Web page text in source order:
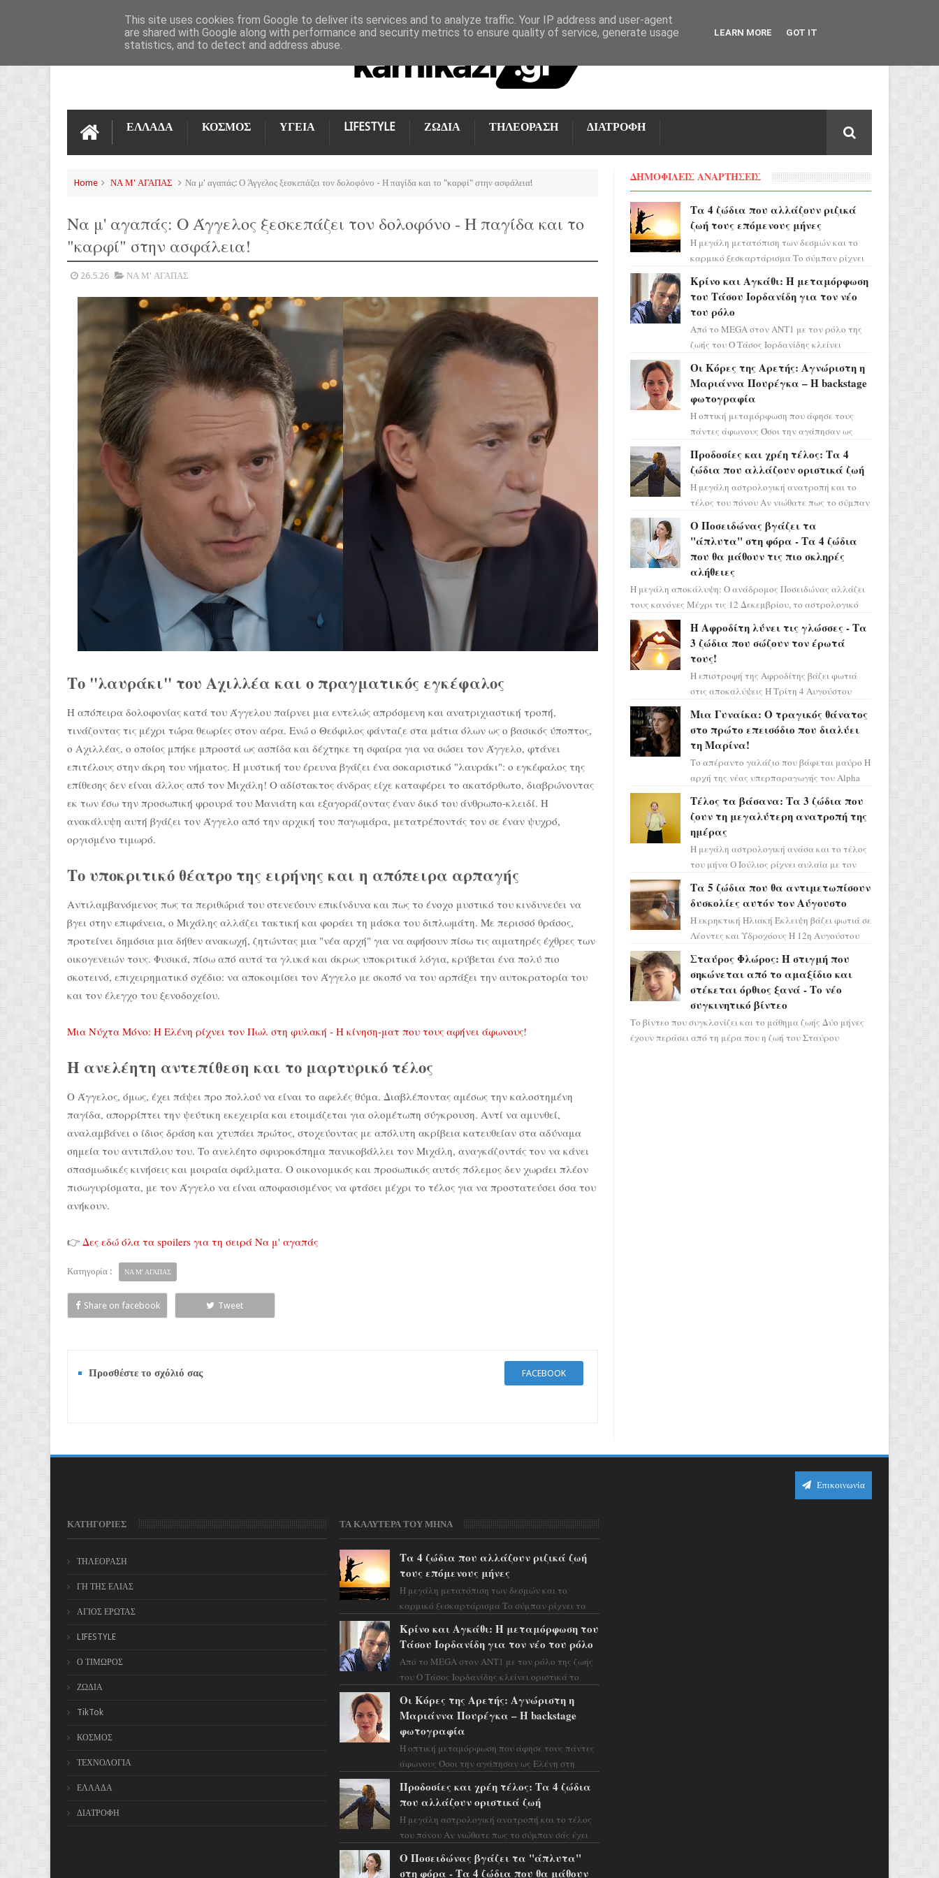
ΕΠΙΚΟΙΝΩΝΊΑ
ΕΛΛΑΔΑ ΚΟΣΜΟΣ ΥΓΕΙΑ LIFESTYLE ΖΩΔΙΑ ΤΗΛΕΟΡΑΣΗ ΔΙΑΤΡΟΦΗ
Home ΝΑ Μ' ΑΓΑΠΑΣ Να μ' αγαπάς: Ο Άγγελος ξεσκεπάζει τον δολοφόνο - Η παγίδα και το "καρφί" στην ασφάλεια!
Να μ' αγαπάς: Ο Άγγελος ξεσκεπάζει τον δολοφόνο - Η παγίδα και το
"καρφί" στην ασφάλεια!
26.5.26 ΝΑ Μ' ΑΓΑΠΑΣ
Το "λαυράκι" του Αχιλλέα και ο πραγματικός εγκέφαλος
Η απόπειρα δολοφονίας κατά του Άγγελου παίρνει μια εντελώς απρόσμενη και ανατριχιαστική τροπή,
τινάζοντας τις μέχρι τώρα θεωρίες στον αέρα. Ενώ ο Θεόφιλος φάνταζε στα μάτια όλων ως ο βασικός ύποπτος,
ο Αχιλλέας, ο οποίος μπήκε μπροστά ως ασπίδα και δέχτηκε τη σφαίρα για να σώσει τον Άγγελο, φτάνει
επιτέλους στην άκρη του νήματος. Η μυστική του έρευνα βγάζει ένα σοκαριστικό "λαυράκι": ο εγκέφαλος της
επίθεσης δεν είναι άλλος από τον Μιχάλη! Ο αδίστακτος άνδρας είχε καταφέρει το ακατόρθωτο, διαβρώνοντας
εκ των έσω την προσωπική φρουρά του Μανιάτη και εξαγοράζοντας έναν δικό του άνθρωπο-κλειδί. Η
ανακάλυψη αυτή βγάζει τον Άγγελο από την αρχική του παγωμάρα, μετατρέποντάς τον σε έναν ψυχρό,
οργισμένο τιμωρό.
Το υποκριτικό θέατρο της ειρήνης και η απόπειρα αρπαγής
Αντιλαμβανόμενος πως τα περιθώριά του στενεύουν επικίνδυνα και πως το ένοχο μυστικό του κινδυνεύει να
βγει στην επιφάνεια, ο Μιχάλης αλλάζει τακτική και φοράει τη μάσκα του διπλωμάτη. Με περισσό θράσος,
προτείνει δημόσια μια δήθεν ανακωχή, ζητώντας μια "νέα αρχή" για να αφήσουν πίσω τις αιματηρές έχθρες των
οικογενειών τους. Φυσικά, πίσω από αυτά τα γλυκά και άκρως υποκριτικά λόγια, κρύβεται ένα πολύ πιο
σκοτεινό, επιχειρηματικό σχέδιο: να αποκοιμίσει τον Άγγελο με σκοπό να του αρπάξει την αυτοκρατορία του
και τον έλεγχο του ξενοδοχείου.
Μια Νύχτα Μόνο: Η Ελένη ρίχνει τον Πωλ στη φυλακή - Η κίνηση-ματ που τους αφήνει άφωνους!
Η ανελέητη αντεπίθεση και το μαρτυρικό τέλος
Ο Άγγελος, όμως, έχει πάψει προ πολλού να είναι το αφελές θύμα. Διαβλέποντας αμέσως την καλοστημένη
παγίδα, απορρίπτει την ψεύτικη εκεχειρία και ετοιμάζεται για ολομέτωπη σύγκρουση. Αντί να αμυνθεί,
αναλαμβάνει ο ίδιος δράση και χτυπάει πρώτος, στοχεύοντας με απόλυτη ακρίβεια κατευθείαν στα αδύναμα
σημεία του αντιπάλου του. Το ανελέητο σφυροκόπημα πανικοβάλλει τον Μιχάλη, αναγκάζοντάς τον να κάνει
σπασμωδικές κινήσεις και μοιραία σφάλματα. Ο οικονομικός και προσωπικός αυτός πόλεμος δεν χωράει πλέον
πισωγυρίσματα, με τον Άγγελο να είναι αποφασισμένος να φτάσει μέχρι το τέλος για να προστατεύσει όσα του
ανήκουν.
👉 Δες εδώ όλα τα spoilers για τη σειρά Να μ' αγαπάς
Κατηγορία : ΝΑ Μ' ΑΓΑΠΑΣ
Share on facebook Tweet
Προσθέστε το σχόλιό σας FACEBOOK
ΔΗΜΟΦΙΛΕΙΣ ΑΝΑΡΤΗΣΕΙΣ
Τα 4 ζώδια που αλλάζουν ριζικά
ζωή τους επόμενους μήνες
Η μεγάλη μετατόπιση των δεσμών και το
καρμικό ξεσκαρτάρισμα Το σύμπαν ρίχνει
προειδοποιεί: οι σελην...
Κρίνο και Αγκάθι: Η μεταμόρφωση
του Τάσου Ιορδανίδη για τον νέο
του ρόλο
Από το MEGA στον ΑΝΤ1 με τον ρόλο της
ζωής του Ο Τάσος Ιορδανίδης κλείνει
επιτυχίας «Μια Νύχτα Μόνο» ...
Οι Κόρες της Αρετής: Αγνώριστη η
Μαριάννα Πουρέγκα – H backstage
φωτογραφία
Η οπτική μεταμόρφωση που άφησε τους
πάντες άφωνους Όσοι την αγάπησαν ως
πρέπει τώρα να προετοιμαστο...
Προδοσίες και χρέη τέλος: Τα 4
ζώδια που αλλάζουν οριστικά ζωή
Η μεγάλη αστρολογική ανατροπή και το
τέλος του πόνου Αν νιώθατε πως το σύμπαν
πάρετε μια βαθιά α...
Ο Ποσειδώνας βγάζει τα
"άπλυτα" στη φόρα - Τα 4 ζώδια
που θα μάθουν τις πιο σκληρές
αλήθειες
Η μεγάλη αποκάλυψη: Ο ανάδρομος Ποσειδώνας αλλάζει
τους κανόνες Μέχρι τις 12 Δεκεμβρίου, το αστρολογικό
σκηνικό θυμίζει ταινία μυστηρίου ...
Η Αφροδίτη λύνει τις γλώσσες - Τα
3 ζώδια που σώζουν τον έρωτά
τους!
Η επιστροφή της Αφροδίτης βάζει φωτιά
στις αποκαλύψεις Η Τρίτη 4 Αυγούστου
ορόσημο, καθώς η Αφροδίτη πρ...
Μια Γυναίκα: Ο τραγικός θάνατος
στο πρώτο επεισόδιο που διαλύει
τη Μαρίνα!
Το απέραντο γαλάζιο που βάφεται μαύρο Η
αρχή της νέας υπερπαραγωγής του Alpha
πλημμυρισμένο από...
Τέλος τα βάσανα: Τα 3 ζώδια που
ζουν τη μεγαλύτερη ανατροπή της
ημέρας
Η μεγάλη αστρολογική ανάσα και το τέλος
του μήνα Ο Ιούλιος ρίχνει αυλαία με τον
περνάει στο ζώδιο τω...
Τα 5 ζώδια που θα αντιμετωπίσουν
δυσκολίες αυτόν τον Αύγουστο
Η εκρηκτική Ηλιακή Έκλειψη βάζει φωτιά σε
Λέοντες και Υδροχόους Η 12η Αυγούστου
χάους, καθώς η Ηλια...
Σταύρος Φλώρος: Η στιγμή που
σηκώνεται από το αμαξίδιο και
στέκεται όρθιος ξανά - Το νέο
συγκινητικό βίντεο
Το βίντεο που συγκλονίζει και το μάθημα ζωής Δύο μήνες
έχουν περάσει από τη μέρα που η ζωή του Σταύρου
Επικοινωνία
ΚΑΤΗΓΟΡΙΕΣ
ΤΗΛΕΟΡΑΣΗ
ΓΗ ΤΗΣ ΕΛΙΑΣ
ΑΓΙΟΣ ΕΡΩΤΑΣ
LIFESTYLE
Ο ΤΙΜΩΡΟΣ
ΖΩΔΙΑ
TikTok
ΚΟΣΜΟΣ
ΤΕΧΝΟΛΟΓΙΑ
ΕΛΛΑΔΑ
ΔΙΑΤΡΟΦΗ
ΤΑ ΚΑΛΥΤΕΡΑ ΤΟΥ ΜΗΝΑ
Τα 4 ζώδια που αλλάζουν ριζικά ζωή
τους επόμενους μήνες
Η μεγάλη μετατόπιση των δεσμών και το
καρμικό ξεσκαρτάρισμα Το σύμπαν ρίχνει τα
προειδοποιεί: οι σελην...
Κρίνο και Αγκάθι: Η μεταμόρφωση του
Τάσου Ιορδανίδη για τον νέο του ρόλο
Από το MEGA στον ΑΝΤ1 με τον ρόλο της ζωής
του Ο Τάσος Ιορδανίδης κλείνει οριστικά το
Μόνο» ...
Οι Κόρες της Αρετής: Αγνώριστη η
Μαριάννα Πουρέγκα – H backstage
φωτογραφία
Η οπτική μεταμόρφωση που άφησε τους πάντες
άφωνους Όσοι την αγάπησαν ως Ελένη στη
προετοιμαστο...
Προδοσίες και χρέη τέλος: Τα 4 ζώδια
που αλλάζουν οριστικά ζωή
Η μεγάλη αστρολογική ανατροπή και το τέλος
του πόνου Αν νιώθατε πως το σύμπαν σάς έχει
βαθιά α...
Ο Ποσειδώνας βγάζει τα "άπλυτα"
στη φόρα - Τα 4 ζώδια που θα μάθουν
This site uses cookies from Google to deliver its services and to analyze traffic. Your IP address and user-agent
are shared with Google along with performance and security metrics to ensure quality of service, generate usage
statistics, and to detect and address abuse.
LEARN MORE GOT IT